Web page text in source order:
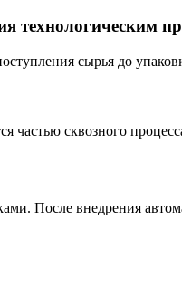
технологическим
сырья до
частью сквозного
После внедрения